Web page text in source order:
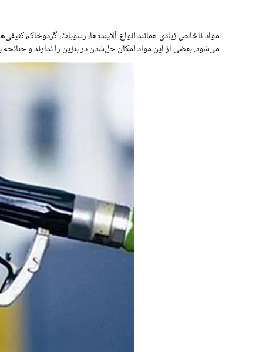
مواد ناخالص زیادی همانند انواع آلاینده‌ها، رسوبات، گردوخاک،
می‌شود. بعضی از این مواد امکان حل‌شدن در بنزین را ندارند و